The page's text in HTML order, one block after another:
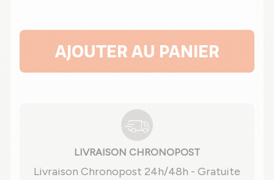
AJOUTER AU PANIER
LIVRAISON CHRONOPOST
Livraison Chronopost 24h/48h - Gratuite